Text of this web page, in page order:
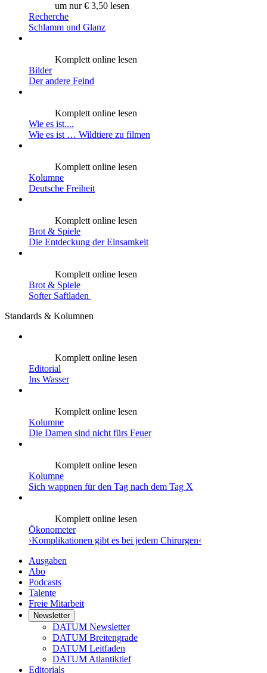
um nur € 3,50 lesen
Recherche
Schlamm und Glanz
Komplett online lesen
Bilder
Der andere Feind
Komplett online lesen
Wie es ist....
Wie es ist … Wildtiere zu filmen
Komplett online lesen
Kolumne
Deutsche Freiheit
Komplett online lesen
Brot & Spiele
Die Entdeckung der Einsamkeit
Komplett online lesen
Brot & Spiele
Softer Saftladen
Standards & Kolumnen
Komplett online lesen
Editorial
Ins Wasser
Komplett online lesen
Kolumne
Die Damen sind nicht fürs Feuer
Komplett online lesen
Kolumne
Sich wappnen für den Tag nach dem Tag X
Komplett online lesen
Ökonometer
›Komplikationen gibt es bei jedem Chirurgen‹
Ausgaben
Abo
Podcasts
Talente
Freie Mitarbeit
Newsletter
DATUM Newsletter
DATUM Breitengrade
DATUM Leitfaden
DATUM Atlantiktief
Editorials